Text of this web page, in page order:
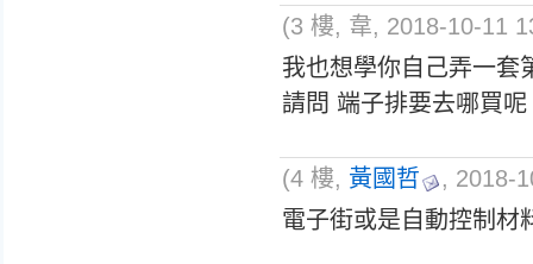
(3 樓, 韋, 2018-10-11
我也想學你自己弄一套
請問 端子排要去哪買呢
(4 樓, 黃國哲
, 2018-
電子街或是自動控制材